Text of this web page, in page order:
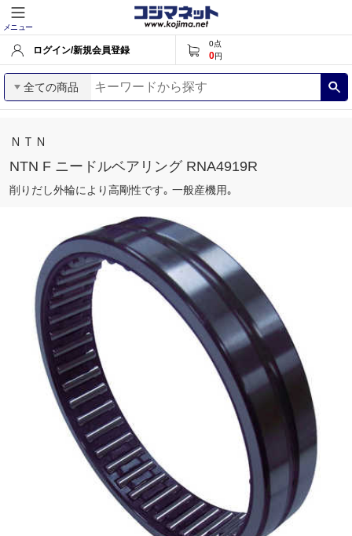
メニュー
ログイン/新規会員登録
0点
0円
全ての商品
ＮＴＮ
NTN F ニードルベアリング RNA4919R
削りだし外輪により高剛性です｡ 一般産機用｡